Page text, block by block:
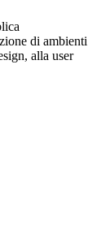
di ambienti
alla user